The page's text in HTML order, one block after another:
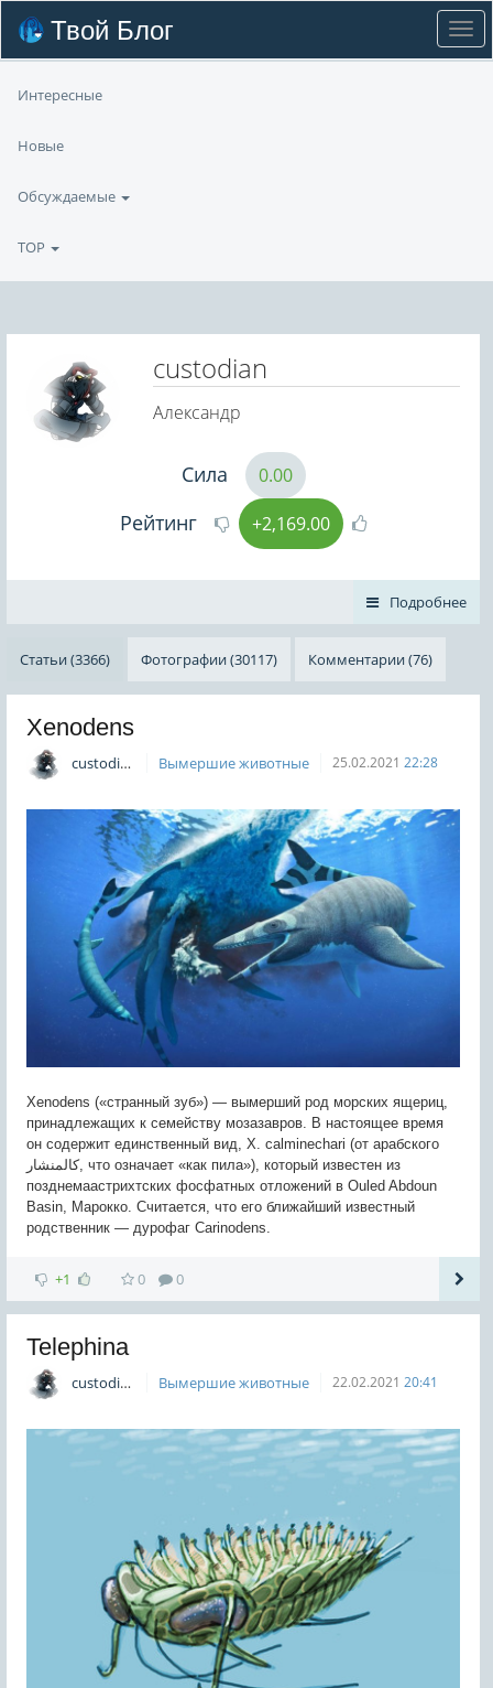
Твой Блог
Интересные
Новые
Обсуждаемые
TOP
custodian
Александр
Сила 0.00
Рейтинг +2,169.00
Подробнее
Статьи (3366) Фотографии (30117) Комментарии (76)
Xenodens
custodian Вымершие животные 25.02.2021 22:28
Xenodens («странный зуб») — вымерший род морских ящериц,
принадлежащих к семейству мозазавров. В настоящее время
он содержит единственный вид, X. calminechari (от арабского
کالمنشار, что означает «как пила»), который известен из
позднемаастрихтских фосфатных отложений в Ouled Abdoun
Basin, Марокко. Считается, что его ближайший известный
родственник — дурофаг Carinodens.
+1 0 0
Telephina
custodian Вымершие животные 22.02.2021 20:41